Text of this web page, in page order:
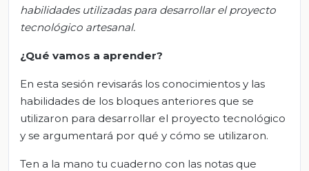
habilidades utilizadas para desarrollar el proyecto
tecnológico artesanal.
¿Qué vamos a aprender?
En esta sesión revisarás los conocimientos y las
habilidades de los bloques anteriores que se
utilizaron para desarrollar el proyecto tecnológico
y se argumentará por qué y cómo se utilizaron.
Ten a la mano tu cuaderno con las notas que